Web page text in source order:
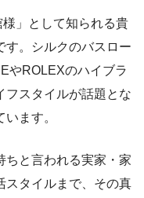
」として知られる貴
す。シルクのバスロー
やROLEXのハイブラ
フスタイルが話題とな
ます。
ちと言われる実家・家
スタイルまで、その真